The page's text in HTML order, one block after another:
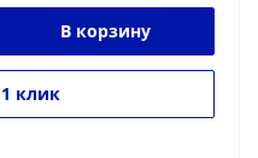
В корзину
клик